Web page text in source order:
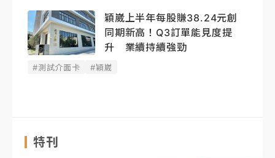
穎崴上半年每股賺38.24元創
同期新高！Q3訂單能見度提
升 業續持續強勁
#測試介面卡 #穎崴
特刊